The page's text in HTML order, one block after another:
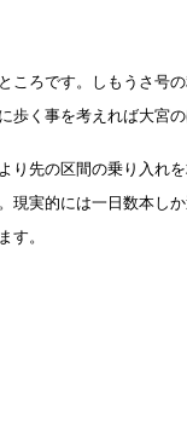
ころです。しもうさ号
く事を考えれば大宮の
り先の区間の乗り入れ
現実的には一日数本し
す。